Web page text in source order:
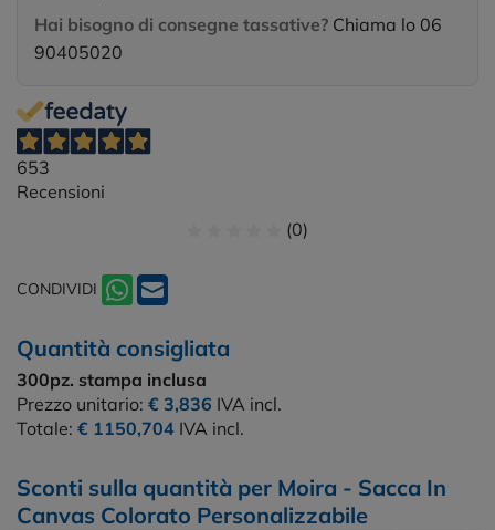
Hai bisogno di consegne tassative? Chiama lo 06
90405020
653
Recensioni
(0)
CONDIVIDI
Quantità consigliata
300pz. stampa inclusa
Prezzo unitario: € 3,836 IVA incl.
Totale: € 1150,704 IVA incl.
Sconti sulla quantità per Moira - Sacca In
Canvas Colorato Personalizzabile